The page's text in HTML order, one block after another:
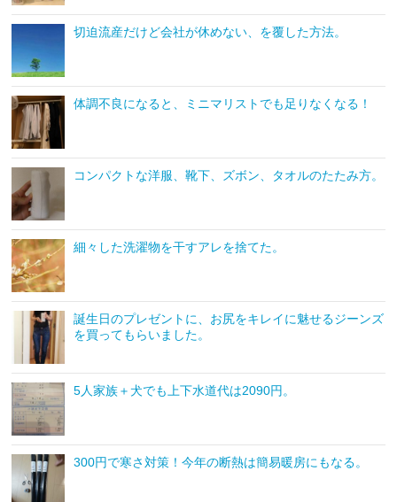
切迫流産だけど会社が休めない、を覆した方法。
体調不良になると、ミニマリストでも足りなくなる！
コンパクトな洋服、靴下、ズボン、タオルのたたみ方。
細々した洗濯物を干すアレを捨てた。
誕生日のプレゼントに、お尻をキレイに魅せるジーンズ
を買ってもらいました。
5人家族＋犬でも上下水道代は2090円。
300円で寒さ対策！今年の断熱は簡易暖房にもなる。